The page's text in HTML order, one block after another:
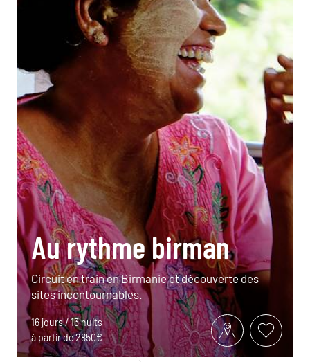
Au rythme birman
Circuit en train en Birmanie et découverte des
sites incontournables.
16 jours / 13 nuits
à partir de 2850€